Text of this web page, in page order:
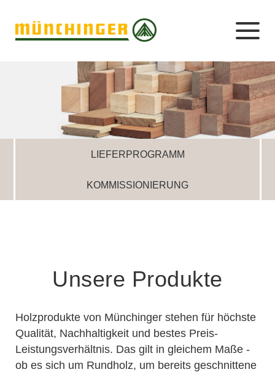
LIEFERPROGRAMM
KOMMISSIONIERUNG
Unsere Produkte
Holzprodukte von Münchinger stehen für höchste
Qualität, Nachhaltigkeit und bestes Preis-
Leistungsverhältnis. Das gilt in gleichem Maße -
ob es sich um Rundholz, um bereits geschnittene